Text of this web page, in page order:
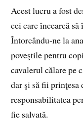
Acest lucru a fost
cei care încearcă
Întorcându-ne la
poveştile pentru
cavalerul călare pe
dar şi să fii prinţesa
responsabilitatea
fie salvată.